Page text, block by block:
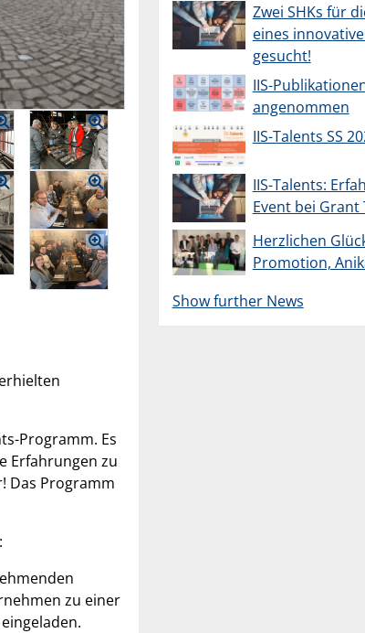
Programm. Es
Erfahrungen zu
Das Programm
zu einer
Zwei SHKs für
eines
gesucht!
IIS-
angenommen
IIS-Talents SS
IIS-Talents:
Event bei
Herzlichen
Promotion,
Show further News